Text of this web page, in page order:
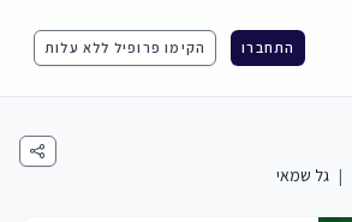
התחברו הקימו פרופיל ללא עלות
| גל שמאי